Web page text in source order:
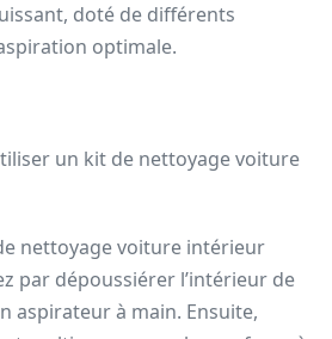
doté de différents
optimale.
un kit de nettoyage voiture
nettoyage voiture intérieur
par dépoussiérer l’intérieur de
aspirateur à main. Ensuite,